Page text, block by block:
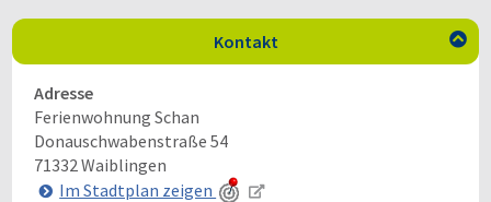
Kontakt 
Adresse
Ferienwohnung Schan
Donauschwabenstraße 54
71332Waiblingen
Im Stadtplan zeigen